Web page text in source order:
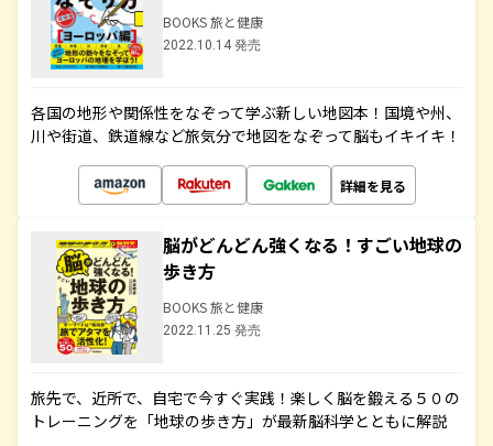
BOOKS 旅と健康
2022.10.14 発売
各国の地形や関係性をなぞって学ぶ新しい地図本！国境や州、
川や街道、鉄道線など旅気分で地図をなぞって脳もイキイキ！
詳細を見る
脳がどんどん強くなる！すごい地球の
歩き方
BOOKS 旅と健康
2022.11.25 発売
旅先で、近所で、自宅で今すぐ実践！楽しく脳を鍛える５０の
トレーニングを「地球の歩き方」が最新脳科学とともに解説